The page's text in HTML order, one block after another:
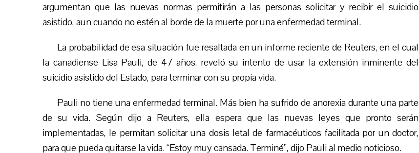
argumentan que las nuevas normas permitirán a las personas solicitar y recibir el suicidio
asistido, aun cuando no estén al borde de la muerte por una enfermedad terminal.
La probabilidad de esa situación fue resaltada en un informe reciente de Reuters, en el cual
la canadiense Lisa Pauli, de 47 años, reveló su intento de usar la extensión inminente del
suicidio asistido del Estado, para terminar con su propia vida.
Pauli no tiene una enfermedad terminal. Más bien ha sufrido de anorexia durante una parte
de su vida. Según dijo a Reuters, ella espera que las nuevas leyes que pronto serán
implementadas, le permitan solicitar una dosis letal de farmacéuticos facilitada por un doctor,
para que pueda quitarse la vida. “Estoy muy cansada. Terminé”, dijo Pauli al medio noticioso.